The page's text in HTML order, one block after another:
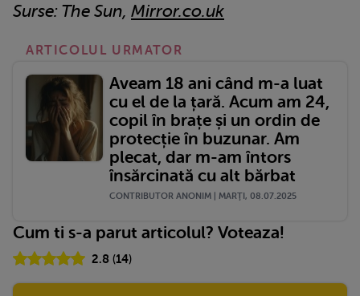
Surse: The Sun, Mirror.co.uk
ARTICOLUL URMATOR
Aveam 18 ani când m-a luat
cu el de la țară. Acum am 24,
copil în brațe și un ordin de
protecție în buzunar. Am
plecat, dar m-am întors
însărcinată cu alt bărbat
CONTRIBUTOR ANONIM | MARŢI, 08.07.2025
Cum ti s-a parut articolul? Voteaza!
2.8(14)